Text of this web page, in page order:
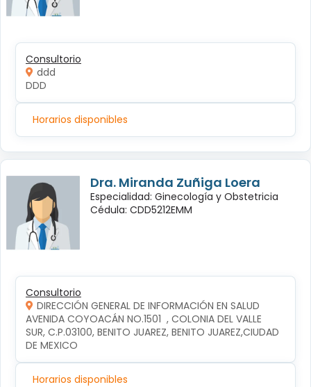
Consultorio
ddd
DDD
Horarios disponibles
Dra. Miranda Zuñiga Loera
Especialidad: Ginecología y Obstetricia
Cédula: CDD5212EMM
Consultorio
DIRECCIÓN GENERAL DE INFORMACIÓN EN SALUD
AVENIDA COYOACÁN NO.1501  , COLONIA DEL VALLE
SUR, C.P.03100, BENITO JUAREZ, BENITO JUAREZ,CIUDAD
DE MEXICO
Horarios disponibles